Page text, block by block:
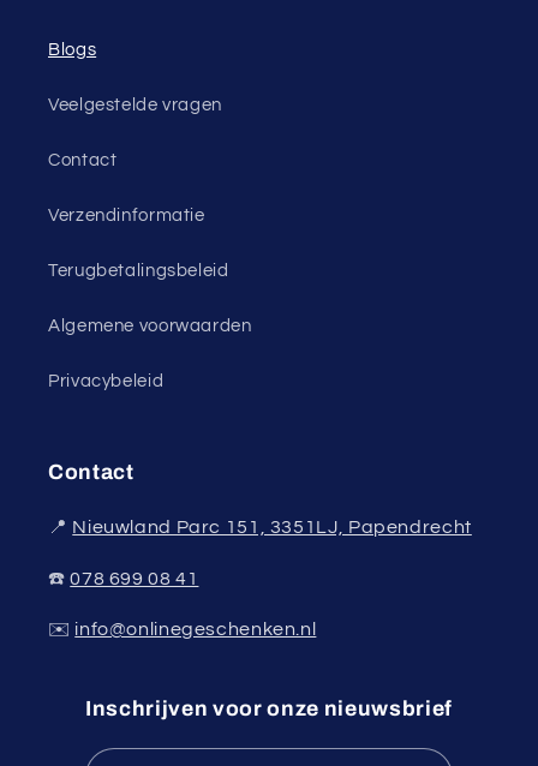
Blogs
Veelgestelde vragen
Contact
Verzendinformatie
Terugbetalingsbeleid
Algemene voorwaarden
Privacybeleid
Contact
📍 Nieuwland Parc 151, 3351LJ, Papendrecht
☎️078 699 08 41
✉️ info@onlinegeschenken.nl
Inschrijven voor onze nieuwsbrief